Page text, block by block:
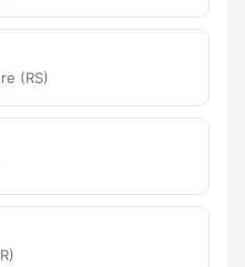
(RS)